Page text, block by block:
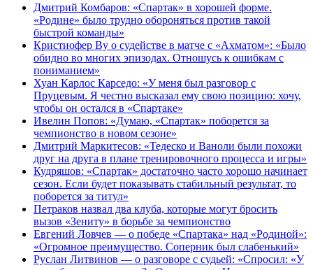
Дмитрий Комбаров: «Спартак» в хорошей форме.
«Родине» было трудно обороняться против такой
быстрой команды»
Кристиофер Ву о судействе в матче с «Ахматом»: «Было
обидно во многих эпизодах. Отношусь к ошибкам с
пониманием»
Хуан Карлос Карседо: «У меня был разговор с
Пруцевым. Я честно высказал ему свою позицию: хочу,
чтобы он остался в «Спартаке»
Ивелин Попов: «Думаю, «Спартак» поборется за
чемпионство в новом сезоне»
Дмитрий Маркитесов: «Тедеско и Ваноли были похожи
друг на друга в плане тренировочного процесса и игры»
Кудряшов: «Спартак» достаточно часто хорошо начинает
сезон. Если будет показывать стабильный результат, то
поборется за титул»
Петраков назвал два клуба, которые могут бросить
вызов «Зениту» в борьбе за чемпионство
Евгений Ловчев — о победе «Спартака» над «Родиной»:
«Огромное преимущество. Соперник был слабенький»
Руслан Литвинов — о разговоре с судьей: «Спросил: «У